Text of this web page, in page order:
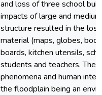
and loss of three school
impacts of large and
structure resulted in the
material (maps, globes,
boards, kitchen utensils,
students and teachers.
phenomena and human
the floodplain being an